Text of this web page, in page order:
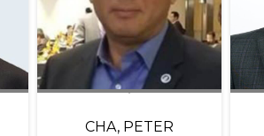
CHA, PETER